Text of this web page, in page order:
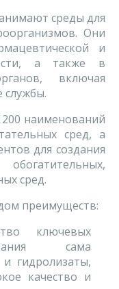
среды для
Они
и
а также в
включая
службы.
наименований
сред, а
для создания
сред.
преимуществ:
ключевых
сама
и гидролизаты,
качество и